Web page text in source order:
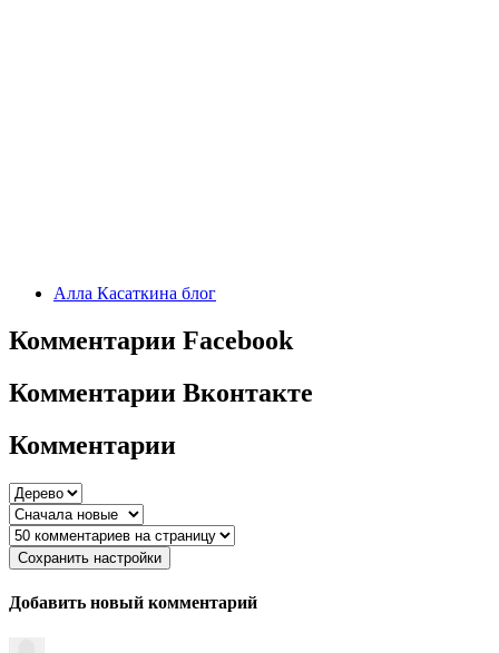
Алла Касаткина блог
Комментарии Facebook
Комментарии Вконтакте
Комментарии
Сохранить настройки
Добавить новый комментарий